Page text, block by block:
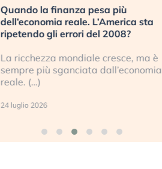
Quando la finanza pesa più
dell’economia reale. L’America sta
ripetendo gli errori del 2008?
La ricchezza mondiale cresce, ma è
sempre più sganciata dall’economia
reale. (…)
24 luglio 2026